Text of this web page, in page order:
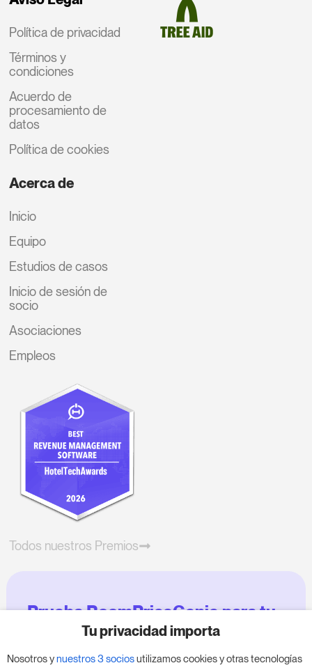
Política de privacidad
Términos y
condiciones
Acuerdo de
procesamiento de
datos
Política de cookies
Acerca de
Inicio
Equipo
Estudios de casos
Inicio de sesión de
socio
Asociaciones
Empleos
Todos nuestros Premios
Prueba RoomPriceGenie para tu
negocioTu privacidad importa
Nosotros ynuestros 3 sociosutilizamos cookies y otras tecnologías